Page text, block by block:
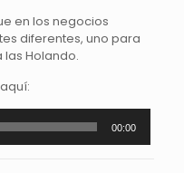
en los negocios
diferentes, uno para
Holando.
00:00